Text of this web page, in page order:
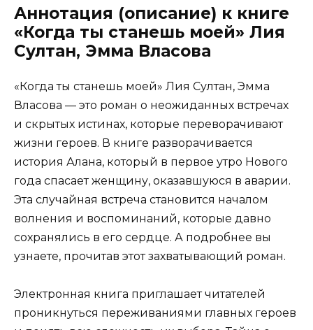
Аннотация (описание) к книге
«Когда ты станешь моей» Лия
Султан, Эмма Власова
«Когда ты станешь моей» Лия Султан, Эмма
Власова — это роман о неожиданных встречах
и скрытых истинах, которые переворачивают
жизни героев. В книге разворачивается
история Алана, который в первое утро Нового
года спасает женщину, оказавшуюся в аварии.
Эта случайная встреча становится началом
волнения и воспоминаний, которые давно
сохранялись в его сердце. А подробнее вы
узнаете, прочитав этот захватывающий роман.
Электронная книга приглашает читателей
проникнуться переживаниями главных героев